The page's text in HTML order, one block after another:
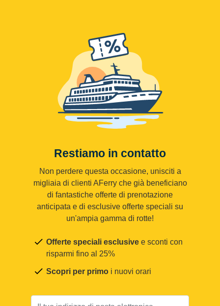
Restiamo in contatto
Non perdere questa occasione, unisciti a
migliaia di clienti AFerry che già beneficiano
di fantastiche offerte di prenotazione
anticipata e di esclusive offerte speciali su
un'ampia gamma di rotte!
Offerte speciali esclusive e sconti con
risparmi fino al 25%
Scopri per primo i nuovi orari